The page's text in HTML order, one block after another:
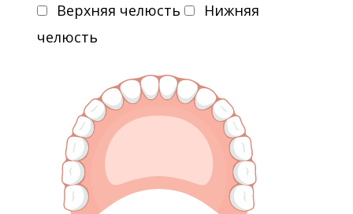
Верхняя челюсть
Нижняя
челюсть